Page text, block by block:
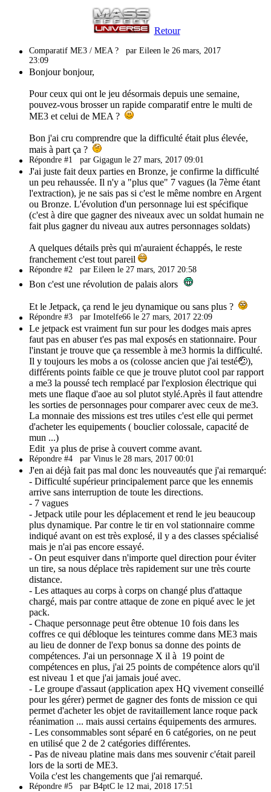
Retour
Comparatif ME3 / MEA ? par Eileen le 26 mars, 2017
23:09
Bonjour bonjour,
Pour ceux qui ont le jeu désormais depuis une semaine,
pouvez-vous brosser un rapide comparatif entre le multi de
ME3 et celui de MEA ?
Bon j'ai cru comprendre que la difficulté était plus élevée,
mais à part ça ?
Répondre #1 par Gigagun le 27 mars, 2017 09:01
J'ai juste fait deux parties en Bronze, je confirme la difficulté
un peu rehaussée. Il n'y a "plus que" 7 vagues (la 7ème étant
l'extraction), je ne sais pas si c'est le même nombre en Argent
ou Bronze. L'évolution d'un personnage lui est spécifique
(c'est à dire que gagner des niveaux avec un soldat humain ne
fait plus gagner du niveau aux autres personnages soldats)
A quelques détails près qui m'auraient échappés, le reste
franchement c'est tout pareil
Répondre #2 par Eileen le 27 mars, 2017 20:58
Bon c'est une révolution de palais alors
Et le Jetpack, ça rend le jeu dynamique ou sans plus ?
Répondre #3 par Imotelfe66 le 27 mars, 2017 22:09
Le jetpack est vraiment fun sur pour les dodges mais apres
faut pas en abuser t'es pas mal exposés en stationnaire. Pour
l'instant je trouve que ça ressemble à me3 hormis la difficulté.
Il y toujours les mobs a os (colosse ancien que j'ai testé🤕),
différents points faible ce que je trouve plutot cool par rapport
a me3 la poussé tech remplacé par l'explosion électrique qui
mets une flaque d'aoe au sol plutot stylé.Après il faut attendre
les sorties de personnages pour comparer avec ceux de me3.
La monnaie des missions est tres utiles c'est elle qui permet
d'acheter les equipements ( bouclier colossale, capacité de
mun ...)
Edit ya plus de prise à couvert comme avant.
Répondre #4 par Vinus le 28 mars, 2017 00:01
J'en ai déjà fait pas mal donc les nouveautés que j'ai remarqué:
- Difficulté supérieur principalement parce que les ennemis
arrive sans interruption de toute les directions.
- 7 vagues
- Jetpack utile pour les déplacement et rend le jeu beaucoup
plus dynamique. Par contre le tir en vol stationnaire comme
indiqué avant on est très explosé, il y a des classes spécialisé
mais je n'ai pas encore essayé.
- On peut esquiver dans n'importe quel direction pour éviter
un tire, sa nous déplace très rapidement sur une très courte
distance.
- Les attaques au corps à corps on changé plus d'attaque
chargé, mais par contre attaque de zone en piqué avec le jet
pack.
- Chaque personnage peut être obtenue 10 fois dans les
coffres ce qui débloque les teintures comme dans ME3 mais
au lieu de donner de l'exp bonus sa donne des points de
compétences. J'ai un personnage X il à 19 point de
compétences en plus, j'ai 25 points de compétence alors qu'il
est niveau 1 et que j'ai jamais joué avec.
- Le groupe d'assaut (application apex HQ vivement conseillé
pour les gérer) permet de gagner des fonts de mission ce qui
permet d'acheter les objet de ravitaillement lance roque pack
réanimation ... mais aussi certains équipements des armures.
- Les consommables sont séparé en 6 catégories, on ne peut
en utilisé que 2 de 2 catégories différentes.
- Pas de niveau platine mais dans mes souvenir c'était pareil
lors de la sorti de ME3.
Voila c'est les changements que j'ai remarqué.
Répondre #5 par B4ptC le 12 mai, 2018 17:51